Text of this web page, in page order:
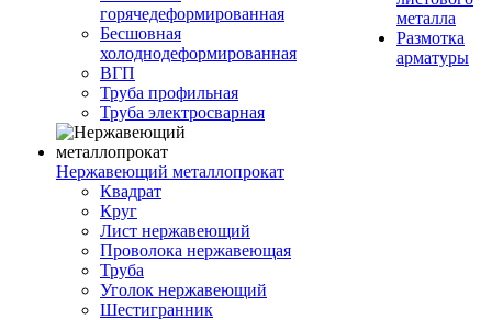
горячедеформированная
Бесшовная
холоднодеформированная
ВГП
Труба профильная
Труба электросварная
Нержавеющий металлопрокат
Квадрат
Круг
Лист нержавеющий
Проволока нержавеющая
Труба
Уголок нержавеющий
Шестигранник
металла
Размотка
арматуры